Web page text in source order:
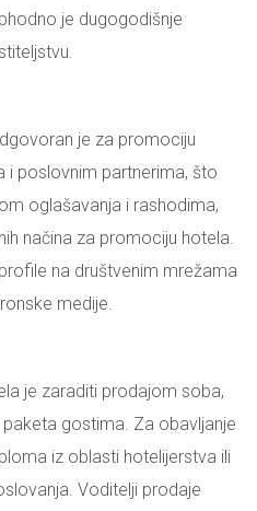
je dugogodišnje
je za promociju
i poslovnim partnerima, što
oglašavanja i rashodima,
načina za promociju hotela.
na društvenim mrežama
medije.
je zaraditi prodajom soba,
gostima. Za obavljanje
iz oblasti hotelijerstva ili
Voditelji prodaje